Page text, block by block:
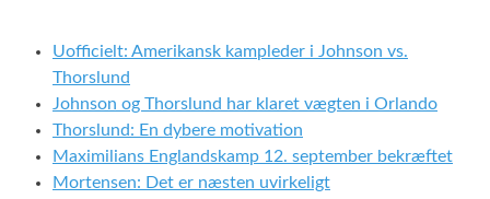
Uofficielt: Amerikansk kampleder i Johnson vs.
Thorslund
Johnson og Thorslund har klaret vægten i Orlando
Thorslund: En dybere motivation
Maximilians Englandskamp 12. september bekræftet
Mortensen: Det er næsten uvirkeligt